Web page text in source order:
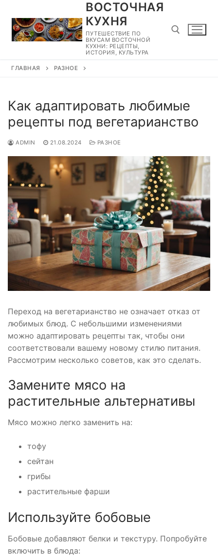
содержимому
ВОСТОЧНАЯ
КУХНЯ
ПУТЕШЕСТВИЕ ПО
ВКУСАМ ВОСТОЧНОЙ
КУХНИ: РЕЦЕПТЫ,
ИСТОРИЯ, КУЛЬТУРА
ГЛАВНАЯ РАЗНОЕ
Как адаптировать любимые
рецепты под вегетарианство
ADMIN 21.08.2024 РАЗНОЕ
Переход на вегетарианство не означает отказ от
любимых блюд. С небольшими изменениями
можно адаптировать рецепты так, чтобы они
соответствовали вашему новому стилю питания.
Рассмотрим несколько советов, как это сделать.
Замените мясо на
растительные альтернативы
Мясо можно легко заменить на:
тофу
сейтан
грибы
растительные фарши
Используйте бобовые
Бобовые добавляют белки и текстуру. Попробуйте
включить в блюда: